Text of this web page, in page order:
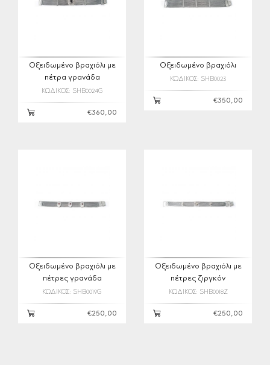
Οξειδωμένο βραχιόλι με
πέτρα γρανάδα
ΚΩΔΙΚΟΣ: SHB0024G
€360,00
Οξειδωμένο βραχιόλι
ΚΩΔΙΚΟΣ: SHB0023
€350,00
Οξειδωμένο βραχιόλι με
πέτρες γρανάδα
ΚΩΔΙΚΟΣ: SHB0019G
€250,00
Οξειδωμένο βραχιόλι με
πέτρες ζιργκόν
ΚΩΔΙΚΟΣ: SHB0018Z
€250,00